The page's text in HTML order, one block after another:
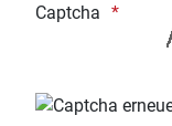
Captcha